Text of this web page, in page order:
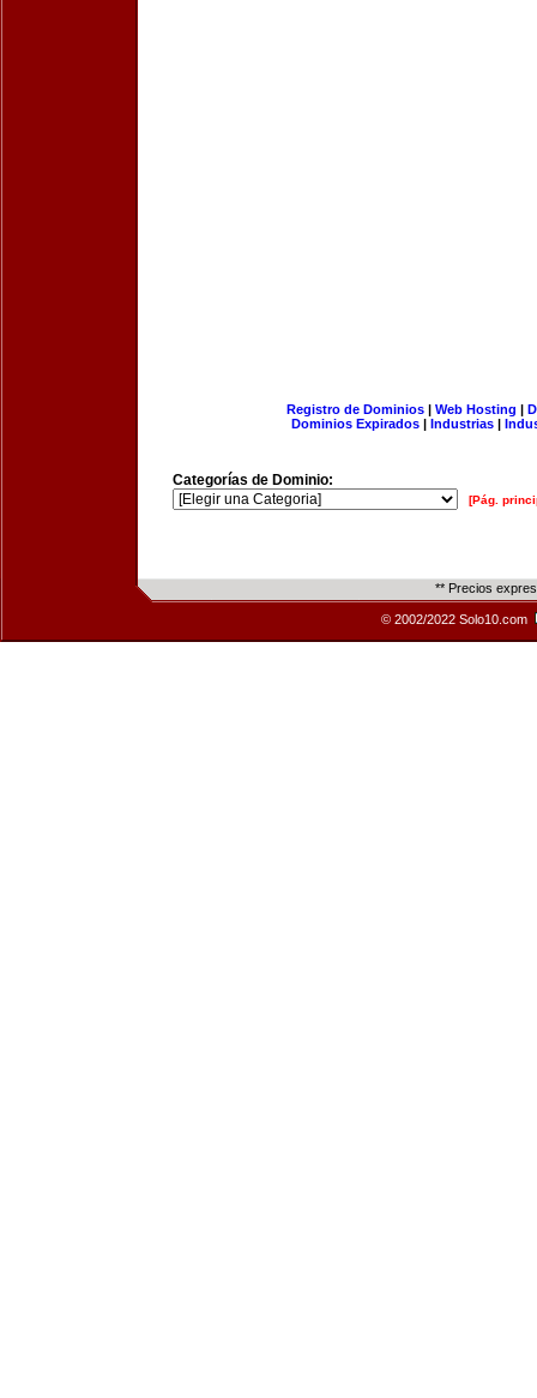
Registro de Dominios| Web Hosting |
Dominios Expirados | Industrias |
Categorías de Dominio:
[Pág.
** Precios
© 2002/2022 Solo10.com